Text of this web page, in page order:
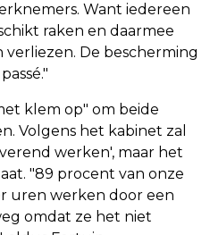
Want iedereen
raken en daarmee
De bescherming
klem op" om beide
Volgens het kabinet zal
werken', maar het
"89 procent van onze
uren werken door een
omdat ze het niet